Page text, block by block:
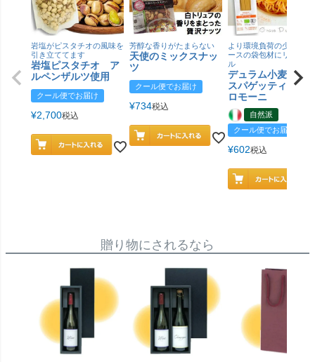
岩塩がピスタチオの風味を
引き立ててます
岩塩ピスタチオ ア
ルペンザルツ使用
クール便でお届け
¥2,700税込
芳醇な香りがたまらない
天使のミックスナッ
ツ
クール便でお届け
¥734税込
より環境負荷の少ない紙
ースの袋包材にリニュー
ル
デュラム小麦 有
スパゲッティ／ジ
ロモーニ
自然派
クール便でお届け
¥602税込
贈り物にされるなら